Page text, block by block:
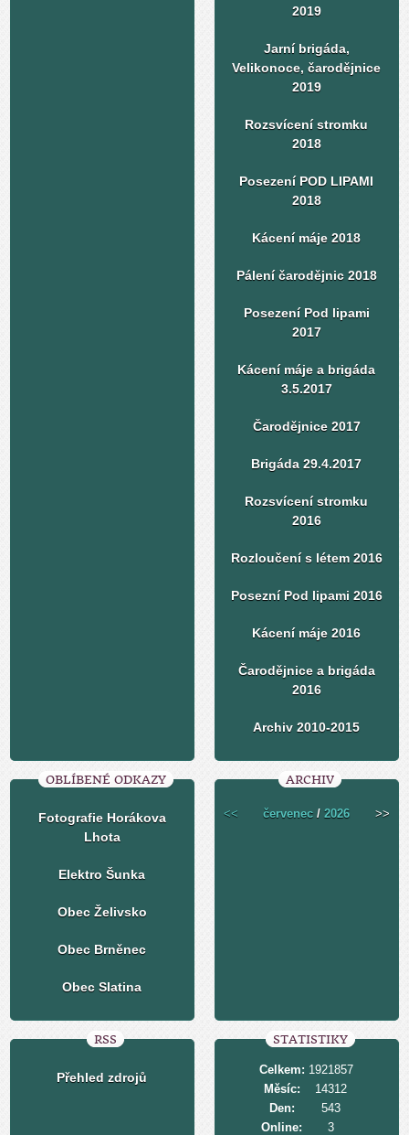
2019
Jarní brigáda,
Velikonoce, čarodějnice
2019
Rozsvícení stromku
2018
Posezení POD LIPAMI
2018
Kácení máje 2018
Pálení čarodějnic 2018
Posezení Pod lipami
2017
Kácení máje a brigáda
3.5.2017
Čarodějnice 2017
Brigáda 29.4.2017
Rozsvícení stromku
2016
Rozloučení s létem 2016
Posezní Pod lipami 2016
Kácení máje 2016
Čarodějnice a brigáda
2016
Archiv 2010-2015
OBLÍBENÉ ODKAZY
Fotografie Horákova
Lhota
Elektro Šunka
Obec Želivsko
Obec Brněnec
Obec Slatina
ARCHIV
<< červenec /2026 >>
RSS
Přehled zdrojů
STATISTIKY
Online: 3
Celkem: 1921857
Měsíc:
14312
Den:
543